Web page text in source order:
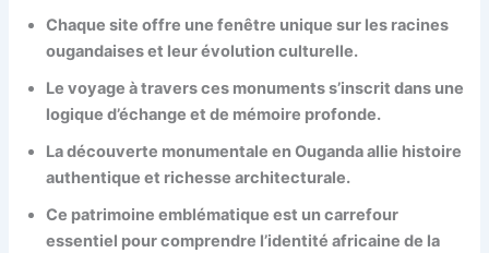
Chaque site offre une fenêtre unique sur les racines
ougandaises et leur évolution culturelle.
Le voyage à travers ces monuments s’inscrit dans une
logique d’échange et de mémoire profonde.
La découverte monumentale en Ouganda allie histoire
authentique et richesse architecturale.
Ce patrimoine emblématique est un carrefour
essentiel pour comprendre l’identité africaine de la